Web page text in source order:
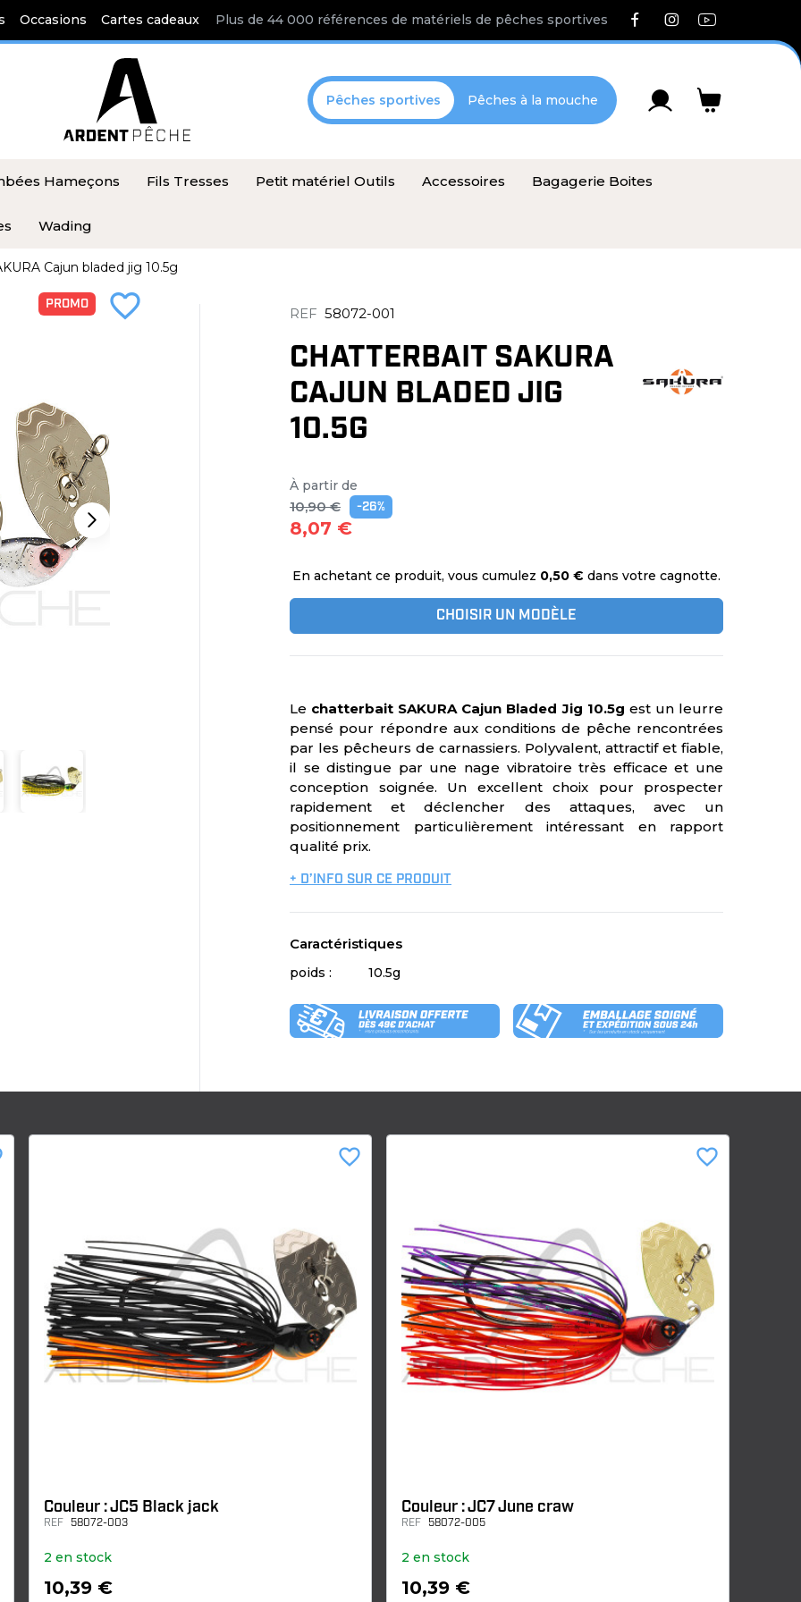
Occasions Cartes cadeaux Plus de 44 000 références de matériels de pêches sportives
Pêches sportives Pêches à la mouche
Hameçons Fils Tresses Petit matériel Outils Accessoires Bagagerie Boites
Wading
Cajun bladed jig 10.5g
PROMO favorite_border REF 58072-001
CHATTERBAIT SAKURA
CAJUN BLADED JIG
10.5G
À partir de
10,90 € -26%
8,07 €
En achetant ce produit, vous cumulez 0,50 € dans votre cagnotte.
CHOISIR UN MODÈLE
Le chatterbait SAKURA Cajun Bladed Jig 10.5g est un leurre
pensé pour répondre aux conditions de pêche rencontrées
par les pêcheurs de carnassiers. Polyvalent, attractif et fiable,
il se distingue par une nage vibratoire très efficace et une
conception soignée. Un excellent choix pour prospecter
rapidement et déclencher des attaques, avec un
positionnement particulièrement intéressant en rapport
qualité prix.
+ D’INFO SUR CE PRODUIT
Caractéristiques
poids : 10.5g
Couleur : JC5 Black jack
REF 58072-003
2 en stock
10,39 €
favorite_border
Couleur : JC7 June craw
REF 58072-005
2 en stock
10,39 €
favorite_border